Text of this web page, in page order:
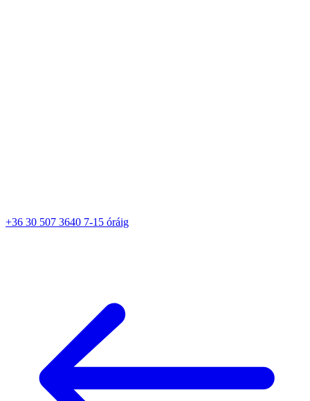
+36 30 507 3640 7-15 óráig